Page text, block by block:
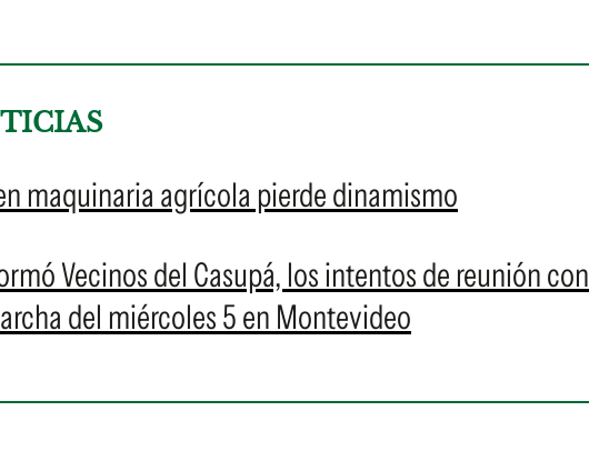
maquinaria agrícola pierde dinamismo
Vecinos del Casupá, los intentos de reunión con
del miércoles 5 en Montevideo